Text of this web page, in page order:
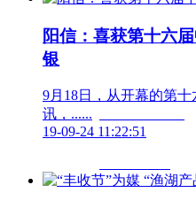
阳信：喜获第十六
银
9月18日，从开幕的第
19-09-24 11:22:51